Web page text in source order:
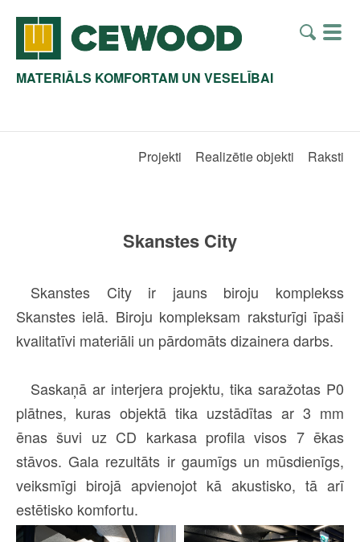
MATERIĀLS KOMFORTAM UN VESELĪBAI
Projekti Realizētie objekti Raksti
Skanstes City
Skanstes City ir jauns biroju komplekss
Skanstes ielā. Biroju kompleksam raksturīgi īpaši
kvalitatīvi materiāli un pārdomāts dizainera darbs.
Saskaņā ar interjera projektu, tika saražotas P0
plātnes, kuras objektā tika uzstādītas ar 3 mm
ēnas šuvi uz CD karkasa profila visos 7 ēkas
stāvos. Gala rezultāts ir gaumīgs un mūsdienīgs,
veiksmīgi birojā apvienojot kā akustisko, tā arī
estētisko komfortu.